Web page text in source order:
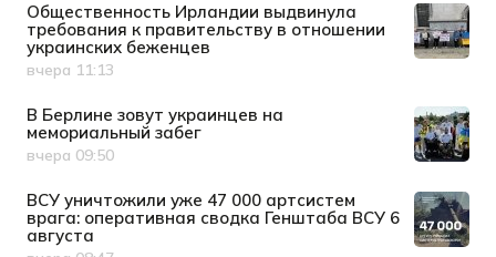
Общественность Ирландии выдвинула
требования к правительству в отношении
украинских беженцев
Дата публикации
вчера 11:13
В Берлине зовут украинцев на
мемориальный забег
Дата публикации
вчера 09:50
ВСУ уничтожили уже 47 000 артсистем
врага: оперативная сводка Генштаба ВСУ 6
августа